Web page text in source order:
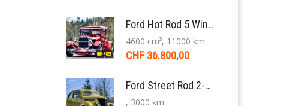
Ford Hot Rod 5 Window 283 V8 4-Gang 1929
4600 cm³, 11000 km
CHF 36.800,00
Ford Street Rod 2-Door V8 Aut. 1937
, 3000 km